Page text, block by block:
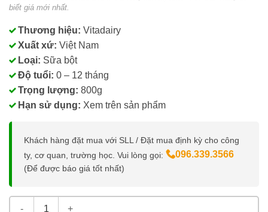
biết giá mới nhất.
Thương hiệu: Vitadairy
Xuất xứ: Việt Nam
Loại: Sữa bột
Độ tuổi: 0 – 12 tháng
Trọng lượng: 800g
Hạn sử dụng: Xem trên sản phẩm
Khách hàng đặt mua với SLL / Đặt mua định kỳ cho công
ty, cơ quan, trường học. Vui lòng gọi:
096.339.3566
(Để được báo giá tốt nhất)
Sữa Colosbaby Bio Gold 800g Từ 0 Đến 1 Tuổi số lượng